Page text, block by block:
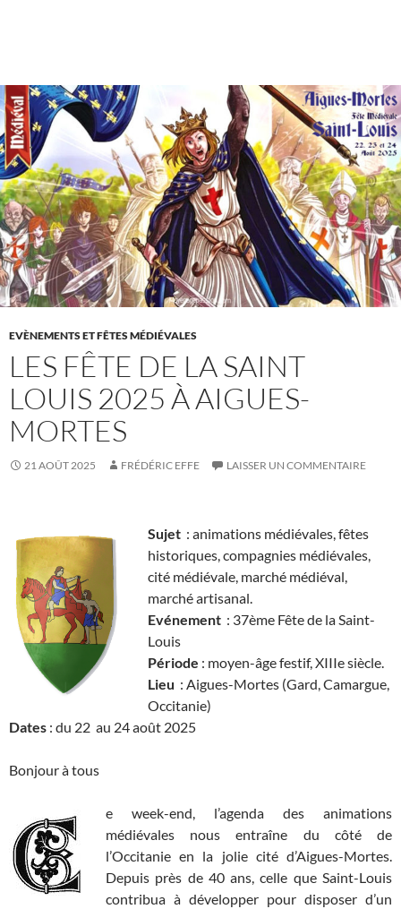
EVÈNEMENTS ET FÊTES MÉDIÉVALES
LES FÊTE DE LA SAINT
LOUIS 2025 À AIGUES-
MORTES
21 AOÛT 2025 FRÉDÉRIC EFFE LAISSER UN COMMENTAIRE
Sujet : animations médiévales, fêtes
historiques, compagnies médiévales,
cité médiévale, marché médiéval,
marché artisanal.
Evénement : 37ème Fête de la Saint-
Louis
Période : moyen-âge festif, XIIIe siècle.
Lieu : Aigues-Mortes (Gard, Camargue,
Occitanie)
Dates : du 22 au 24 août 2025
Bonjour à tous
e week-end, l’agenda des animations
médiévales nous entraîne du côté de
l’Occitanie en la jolie cité d’Aigues-Mortes.
Depuis près de 40 ans, celle que Saint-Louis
contribua à développer pour disposer d’un